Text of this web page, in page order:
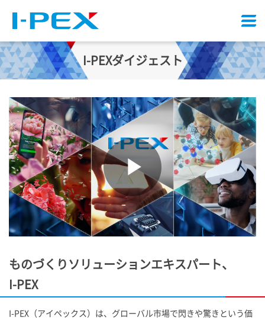
ニ
ュ
ー
I-PEXダイジェスト
ものづくりソリューションエキスパート、
I-PEX
I-PEX （アイペックス）は、グローバル市場で閃きや驚きという価